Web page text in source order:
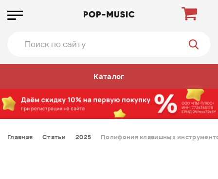
Каталог
Главная Статьи 2025 Полифония клавишных